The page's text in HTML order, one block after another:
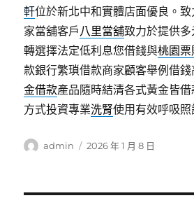
軒位於新北中和實體店面優良。致
家當舖客戶八里當舖致力於提供
轉選擇法定低利息您借錢與桃園票
款銀行繁瑣借款商家顧客舉例借
金借款產品隨時結清各式黃金皆
方式投資專業洗腎使用有效呼吸照
作
admin
發
2026 年 1 月 8 日